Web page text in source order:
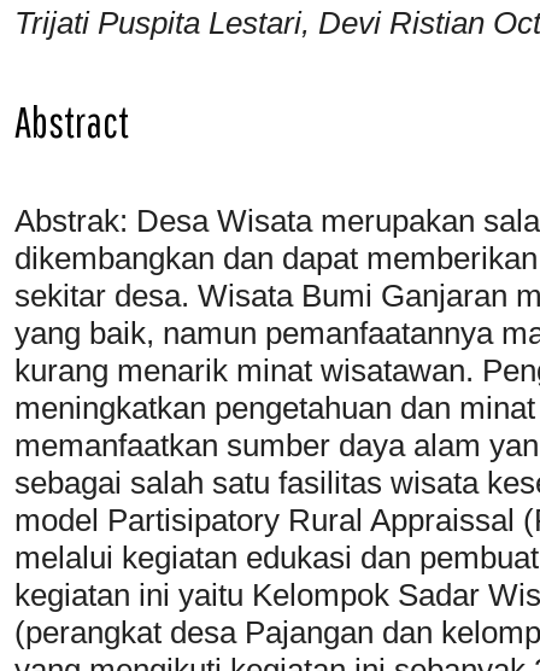
Trijati Puspita Lestari, Devi Ristian
Abstract
Abstrak: Desa Wisata merupakan
dikembangkan dan dapat
sekitar desa. Wisata Bumi Ganjaran
yang baik, namun pemanfaatannya
kurang menarik minat wisatawan.
meningkatkan pengetahuan dan
memanfaatkan sumber daya alam
sebagai salah satu fasilitas wisata
model Partisipatory Rural Appraissal
melalui kegiatan edukasi dan
kegiatan ini yaitu Kelompok Sadar
(perangkat desa Pajangan dan